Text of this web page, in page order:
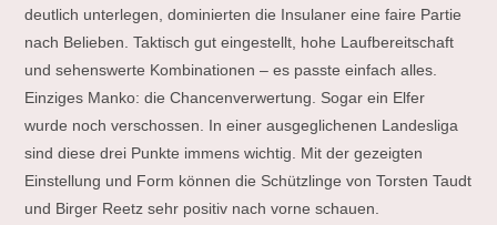
deutlich unterlegen, dominierten die Insulaner eine faire Partie
nach Belieben. Taktisch gut eingestellt, hohe Laufbereitschaft
und sehenswerte Kombinationen – es passte einfach alles.
Einziges Manko: die Chancenverwertung. Sogar ein Elfer
wurde noch verschossen. In einer ausgeglichenen Landesliga
sind diese drei Punkte immens wichtig. Mit der gezeigten
Einstellung und Form können die Schützlinge von Torsten Taudt
und Birger Reetz sehr positiv nach vorne schauen.